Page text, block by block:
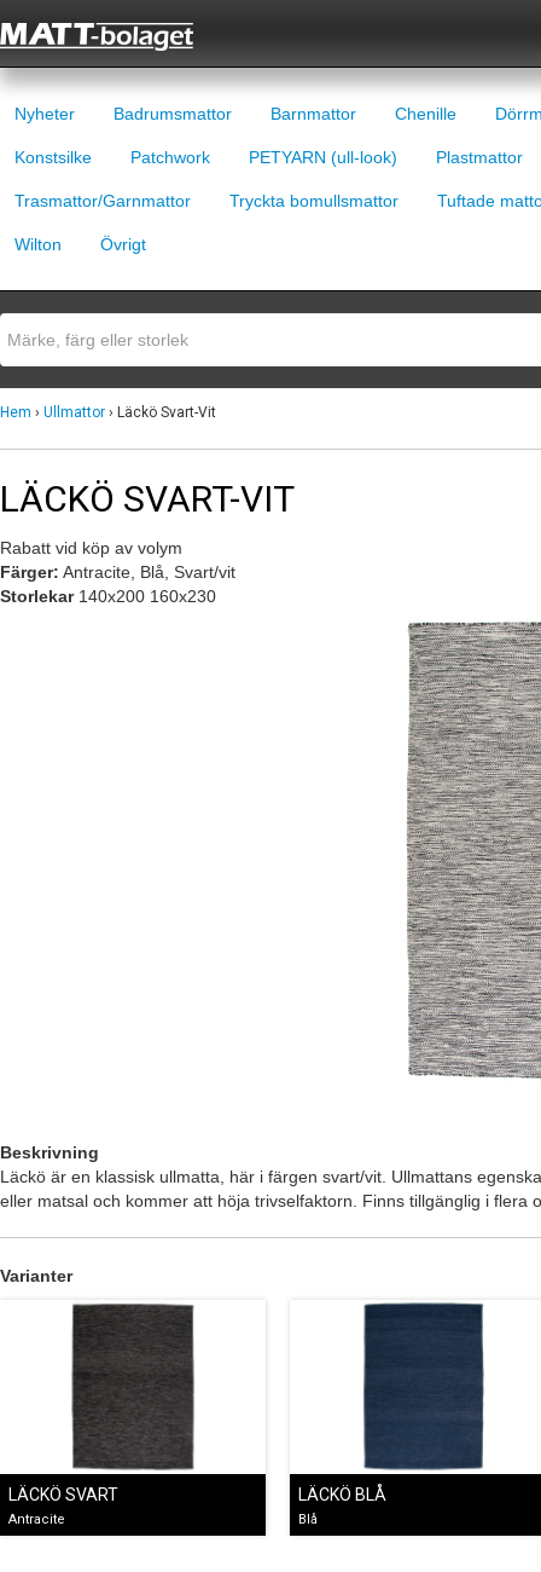
Nyheter Badrumsmattor Barnmattor Chenille
Konstsilke Patchwork PETYARN (ull-look) Plastmattor
Trasmattor/Garnmattor Tryckta bomullsmattor Tuftade
Wilton Övrigt
Hem › Ullmattor › Läckö Svart-Vit
LÄCKÖ SVART-VIT
Rabatt vid köp av volym
Färger: Antracite, Blå, Svart/vit
Storlekar140x200 160x230
Beskrivning
Läckö är en klassisk ullmatta, här i färgen svart/vit. Ullmattans
eller matsal och kommer att höja trivselfaktorn. Finns tillgänglig i flera
Varianter
LÄCKÖ SVART
Antracite
LÄCKÖ BLÅ
Blå